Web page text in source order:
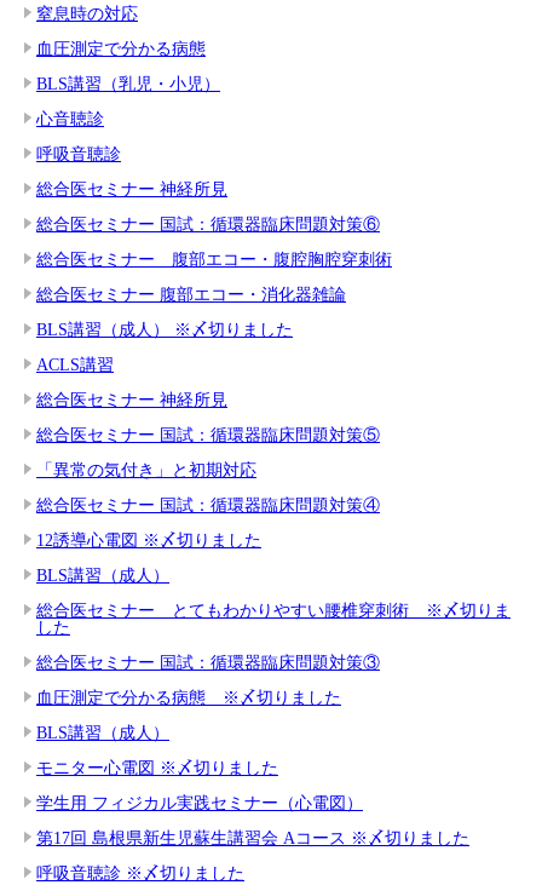
窒息時の対応
血圧測定で分かる病態
BLS講習（乳児・小児）
心音聴診
呼吸音聴診
総合医セミナー 神経所見
総合医セミナー 国試：循環器臨床問題対策⑥
総合医セミナー 腹部エコー・腹腔胸腔穿刺術
総合医セミナー 腹部エコー・消化器雑論
BLS講習（成人） ※〆切りました
ACLS講習
総合医セミナー 神経所見
総合医セミナー 国試：循環器臨床問題対策⑤
「異常の気付き」と初期対応
総合医セミナー 国試：循環器臨床問題対策④
12誘導心電図 ※〆切りました
BLS講習（成人）
総合医セミナー とてもわかりやすい腰椎穿刺術 ※〆切りま
した
総合医セミナー 国試：循環器臨床問題対策③
血圧測定で分かる病態 ※〆切りました
BLS講習（成人）
モニター心電図 ※〆切りました
学生用 フィジカル実践セミナー（心電図）
第17回 島根県新生児蘇生講習会 Aコース ※〆切りました
呼吸音聴診 ※〆切りました